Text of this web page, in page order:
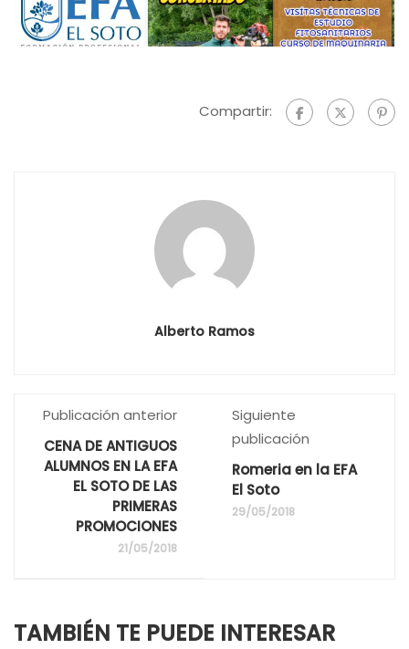
Compartir:
Alberto Ramos
Publicación anterior
CENA DE ANTIGUOS
ALUMNOS EN LA EFA
EL SOTO DE LAS
PRIMERAS
PROMOCIONES
21/05/2018
Siguiente
publicación
Romeria en la EFA
El Soto
29/05/2018
TAMBIÉN TE PUEDE INTERESAR